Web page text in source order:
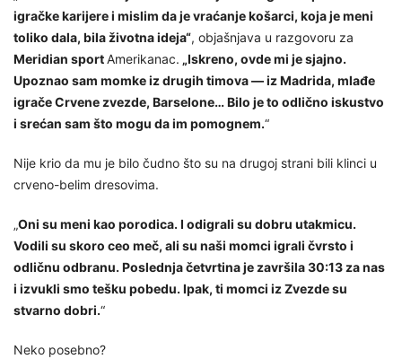
igračke karijere i mislim da je vraćanje košarci, koja je meni
toliko dala, bila životna ideja“, objašnjava u razgovoru za
Meridian sportAmerikanac. „Iskreno, ovde mi je sjajno.
Upoznao sam momke iz drugih timova — iz Madrida, mlađe
igrače Crvene zvezde, Barselone… Bilo je to odlično iskustvo
i srećan sam što mogu da im pomognem.“
Nije krio da mu je bilo čudno što su na drugoj strani bili klinci u
crveno-belim dresovima.
„Oni su meni kao porodica. I odigrali su dobru utakmicu.
Vodili su skoro ceo meč, ali su naši momci igrali čvrsto i
odličnu odbranu. Poslednja četvrtina je završila 30:13 za nas
i izvukli smo tešku pobedu. Ipak, ti momci iz Zvezde su
stvarno dobri.“
Neko posebno?